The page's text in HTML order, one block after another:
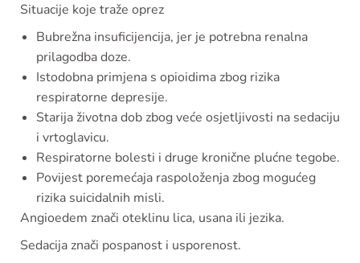
Situacije koje traže oprez
Bubrežna insuficijencija, jer je potrebna renalna
prilagodba doze.
Istodobna primjena s opioidima zbog rizika
respiratorne depresije.
Starija životna dob zbog veće osjetljivosti na sedaciju
i vrtoglavicu.
Respiratorne bolesti i druge kronične plućne tegobe.
Povijest poremećaja raspoloženja zbog mogućeg
rizika suicidalnih misli.
Angioedem znači oteklinu lica, usana ili jezika.
Sedacija znači pospanost i usporenost.